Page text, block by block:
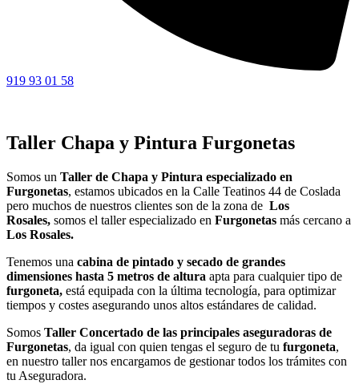
919 93 01 58
Taller Chapa y Pintura Furgonetas
Somos un Taller de Chapa y Pintura especializado en
Furgonetas, estamos ubicados en la Calle Teatinos 44 de Coslada
pero muchos de nuestros clientes son de la zona de Los
Rosales, somos el taller especializado en Furgonetas más cercano a
Los Rosales.
Tenemos una cabina de pintado y secado de grandes
dimensiones hasta 5 metros de altura apta para cualquier tipo de
furgoneta, está equipada con la última tecnología, para optimizar
tiempos y costes asegurando unos altos estándares de calidad.
Somos Taller Concertado de las principales aseguradoras de
Furgonetas, da igual con quien tengas el seguro de tu furgoneta,
en nuestro taller nos encargamos de gestionar todos los trámites con
tu Aseguradora.